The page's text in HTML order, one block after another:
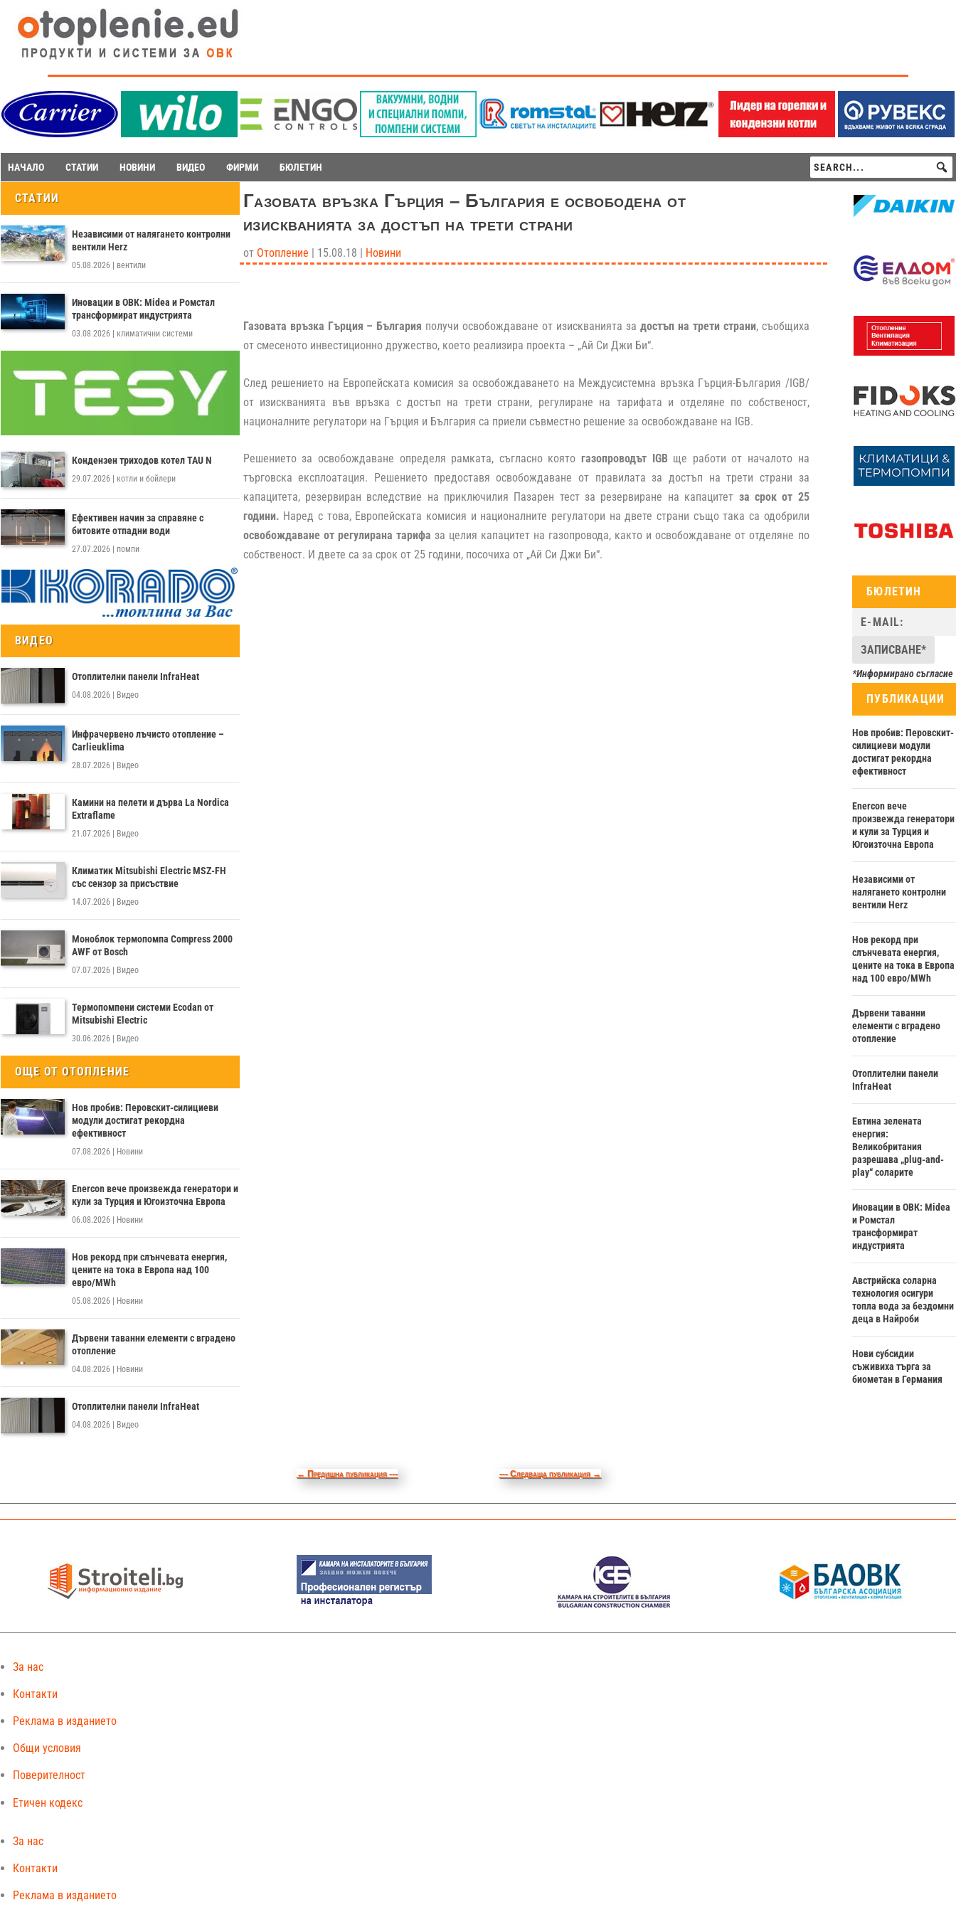
НАЧАЛО СТАТИИ НОВИНИ ВИДЕО ФИРМИ БЮЛЕТИН
СТАТИИ
Независими от налягането контролни
вентили Herz
05.08.2026 вентили
Иновации в ОВК: Midea и Ромстал
трансформират индустрията
03.08.2026 климатични системи
Кондензен триходов котел TAU N
29.07.2026 | котли и бойлери
Ефективен начин за справяне с
битовите отпадни води
27.07.2026 | помпи
ВИДЕО
Отоплителни панели InfraHeat
04.08.2026 Видео
Инфрачервено лъчисто отопление –
Carlieuklima
28.07.2026 Видео
Камини на пелети и дърва La Nordica
Extraflame
21.07.2026 Видео
Климатик Mitsubishi Electric MSZ-FH
със сензор за присъствие
14.07.2026 Видео
Моноблок термопомпа Compress 2000
AWF от Bosch
07.07.2026 Видео
Термопомпени системи Ecodan от
Mitsubishi Electric
30.06.2026 Видео
ОЩЕ ОТ ОТОПЛЕНИЕ
Нов пробив: Перовскит-силициеви
модули достигат рекордна
ефективност
07.08.2026 Новини
Enercon вече произвежда генератори и
кули за Турция и Югоизточна Европа
06.08.2026 Новини
Нов рекорд при слънчевата енергия,
цените на тока в Европа над 100
евро/MWh
05.08.2026 Новини
Дървени таванни елементи с вградено
отопление
04.08.2026 Новини
Отоплителни панели InfraHeat
04.08.2026 Видео
Газовата връзка Гърция – България e освободена от
изискванията за достъп на трети страни
от Отопление 15.08.18 Новини
Газовата връзка Гърция – България получи освобождаване от изискванията за достъп на трети страни, съобщиха
от смесеното инвестиционно дружество, което реализира проекта – „Ай Си Джи Би“.
След решението на Европейската комисия за освобождаването на Междусистемна връзка Гърция-България /IGB/
от изискванията във връзка с достъп на трети страни, регулиране на тарифата и отделяне по собственост,
националните регулатори на Гърция и България са приели съвместно решение за освобождаване на IGB.
Решението за освобождаване определя рамката, съгласно която газопроводът IGBще работи от началото на
търговска експлоатация. Решението предоставя освобождаване от правилата за достъп на трети страни за
капацитета, резервиран вследствие на приключилия Пазарен тест за резервиране на капацитет за срок от 25
години. Наред с това, Европейската комисия и националните регулатори на двете страни също така са одобрили
освобождаване от регулирана тарифа за целия капацитет на газопровода, както и освобождаване от отделяне по
собственост. И двете са за срок от 25 години, посочиха от „Ай Си Джи Би“.
БЮЛЕТИН
*Информирано съгласие
ПУБЛИКАЦИИ
Нов пробив: Перовскит-
силициеви модули
достигат рекордна
ефективност
Enercon вече
произвежда генератори
и кули за Турция и
Югоизточна Европа
Независими от
налягането контролни
вентили Herz
Нов рекорд при
слънчевата енергия,
цените на тока в Европа
над 100 евро/MWh
Дървени таванни
елементи с вградено
отопление
Отоплителни панели
InfraHeat
Евтина зелената
енергия:
Великобритания
разрешава „plug-and-
play“ соларите
Иновации в ОВК: Midea
и Ромстал
трансформират
индустрията
Австрийска соларна
технология осигури
топла вода за бездомни
деца в Найроби
Нови субсидии
съживиха търга за
биометан в Германия
← Предишна публикация --- --- Следваща публикация →
За нас
Контакти
Реклама в изданието
Общи условия
Поверителност
Етичен кодекс
За нас
Контакти
Реклама в изданието